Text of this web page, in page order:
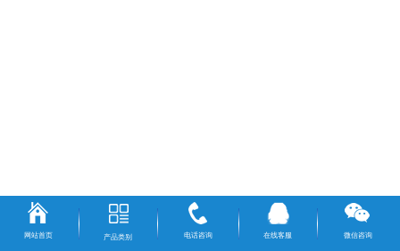
网站首页 产品类别 电话咨询 在线客服 微信咨询